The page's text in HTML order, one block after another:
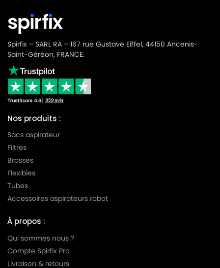
Spirfix – SARL RA – 167 rue Gustave Eiffel, 44150 Ancenis-
Saint-Géréon, FRANCE.
Nos produits :
Sacs aspirateur
Filtres
Brosses
Flexibles
Tubes
Accessoires aspirateurs robot
À propos :
Qui sommes nous ?
Compte Spirfix Pro
Livraison & retours